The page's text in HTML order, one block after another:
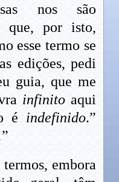
nos são
que, por isto,
esse termo se
edições, pedi
guia, que me
infinito aqui
é indefinido.”
embora